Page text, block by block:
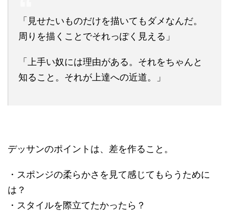
「見せたいものだけを描いてもダメなんだ。
周りを描くことでそれっぽく見える」
「上手い奴には理由がある。それをちゃんと
知ること。それが上達への近道。」
デッサンのポイントは、差を作ること。
・スポンジの柔らかさを見て感じてもらうために
は？
・スタイルを際立てたかったら？